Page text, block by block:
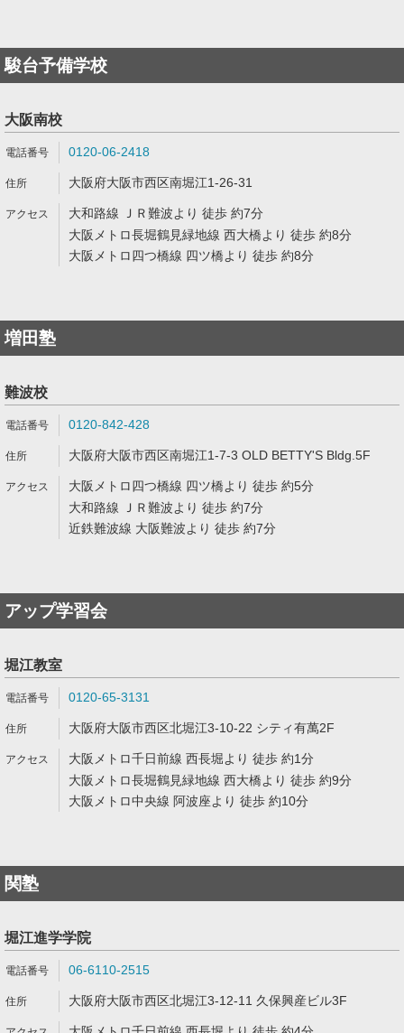
駿台予備学校
大阪南校
0120-06-2418
大阪府大阪市西区南堀江1-26-31
大和路線 ＪＲ難波より 徒歩 約7分
大阪メトロ長堀鶴見緑地線 西大橋より 徒歩 約8分
大阪メトロ四つ橋線 四ツ橋より 徒歩 約8分
増田塾
難波校
0120-842-428
大阪府大阪市西区南堀江1-7-3 OLD BETTY'S Bldg.5F
大阪メトロ四つ橋線 四ツ橋より 徒歩 約5分
大和路線 ＪＲ難波より 徒歩 約7分
近鉄難波線 大阪難波より 徒歩 約7分
アップ学習会
堀江教室
0120-65-3131
大阪府大阪市西区北堀江3-10-22 シティ有萬2F
大阪メトロ千日前線 西長堀より 徒歩 約1分
大阪メトロ長堀鶴見緑地線 西大橋より 徒歩 約9分
大阪メトロ中央線 阿波座より 徒歩 約10分
関塾
堀江進学学院
06-6110-2515
大阪府大阪市西区北堀江3-12-11 久保興産ビル3F